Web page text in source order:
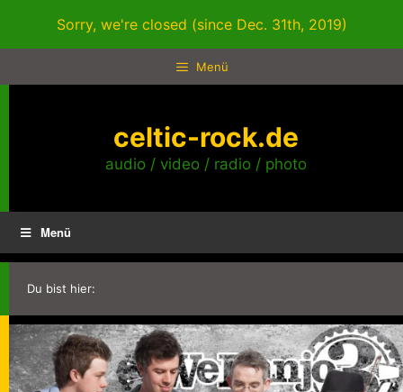
Sorry, we're closed (since Dec. 31th, 2019)
Menü
celtic-rock.de
audio / video / radio / photo
Menü
Du bist hier: